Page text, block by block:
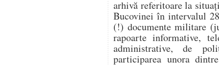
arhivă referitoare la
Bucovinei în intervalul
(!) documente militare
rapoarte informative,
administrative, de
participarea unora